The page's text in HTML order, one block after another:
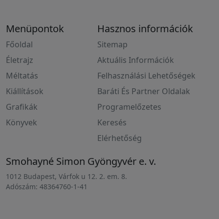
Menüpontok
Főoldal
Életrajz
Méltatás
Kiállítások
Grafikák
Könyvek
Hasznos információk
Sitemap
Aktuális Információk
Felhasználási Lehetőségek
Baráti És Partner Oldalak
Programelőzetes
Keresés
Elérhetőség
Smohayné Simon Gyöngyvér e. v.
1012 Budapest, Várfok u 12. 2. em. 8.
Adószám: 48364760-1-41